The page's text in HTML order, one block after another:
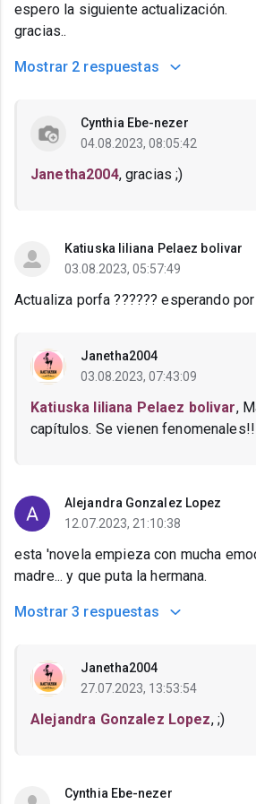
espero la siguiente actualización.
gracias..
Mostrar 2 respuestas
Cynthia Ebe-nezer
04.08.2023, 08:05:42
Janetha2004, gracias ;)
Katiuska liliana Pelaez bolivar
03.08.2023, 05:57:49
Actualiza porfa ?????? esperando
Janetha2004
03.08.2023, 07:43:09
Katiuska liliana Pelaez bolivar,
capítulos. Se vienen fenomenales!!
Alejandra Gonzalez Lopez
12.07.2023, 21:10:38
esta 'novela empieza con mucha
madre... y que puta la hermana.
Mostrar 3 respuestas
Janetha2004
27.07.2023, 13:53:54
Alejandra Gonzalez Lopez, ;)
Cynthia Ebe-nezer